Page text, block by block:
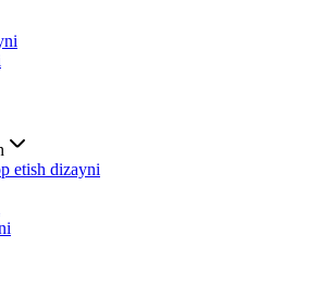
etish dizayni